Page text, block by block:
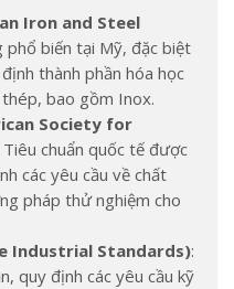
Iron and Steel
biến tại Mỹ, đặc biệt
thành phần hóa học
bao gồm Inox.
Society for
Tiêu chuẩn quốc tế được
các yêu cầu về chất
pháp thử nghiệm cho
Industrial Standards):
quy định các yêu cầu kỹ